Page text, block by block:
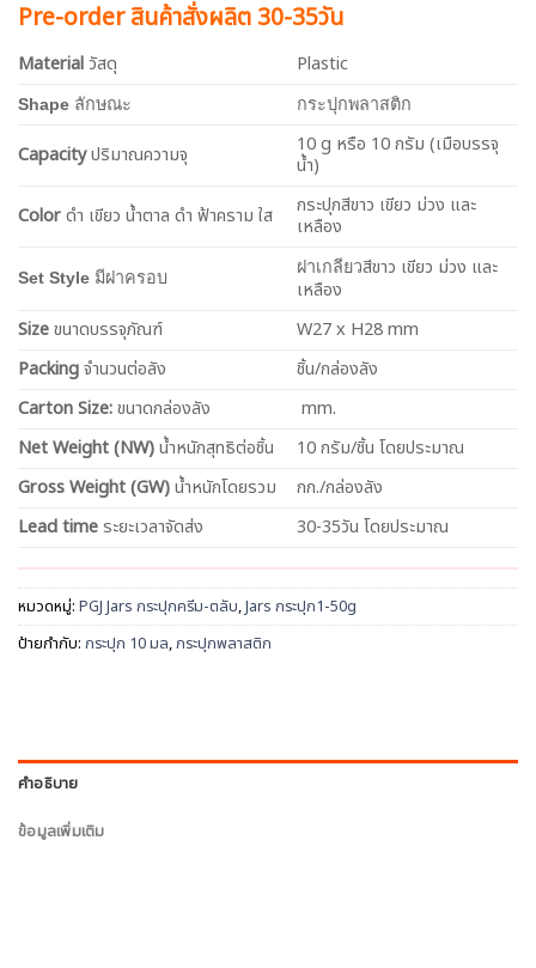
Pre-order สินค้าสั่งผลิต 30-35วัน
Material วัสดุ Plastic
Shape ลักษณะ กระปุกพลาสติก
Capacityปริมาณความจุ
10 g หรือ 10 กรัม (เมือบรรจุ
น้ำ)
Colorดำ เขียว น้ำตาล ดำ ฟ้าคราม ใส
กระปุกสีขาว เขียว ม่วง และ
เหลือง
Set Style มีฝาครอบ
ฝาเกลียวสีขาว เขียว ม่วง และ
เหลือง
Sizeขนาดบรรจุภัณฑ์
W27 x H28 mm
Packingจำนวนต่อลัง
ชิ้น/กล่องลัง
Carton Size:ขนาดกล่องลัง
mm.
NetWeight (NW)น้ำหนักสุทธิต่อชิ้น
10 กรัม/ชิ้น โดยประมาณ
Gross Weight (GW)น้ำหนักโดยรวม
กก./กล่องลัง
Lead time ระยะเวลาจัดส่ง 30-35วัน โดยประมาณ
หมวดหมู่: PGJ Jars กระปุกครีม-ตลับ,Jars กระปุก1-50g
ป้ายกำกับ: กระปุก 10 มล,กระปุกพลาสติก
คำอธิบาย
ข้อมูลเพิ่มเติม